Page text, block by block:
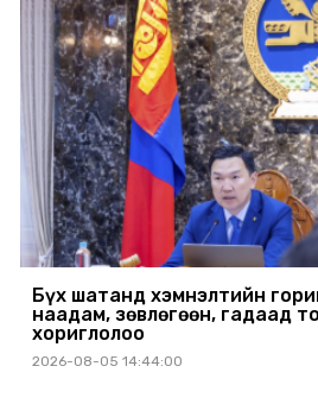
Бүх шатанд хэмнэлтийн
наадам, зөвлөгөөн, гадаад
хориглолоо
2026-08-05 14:44:00